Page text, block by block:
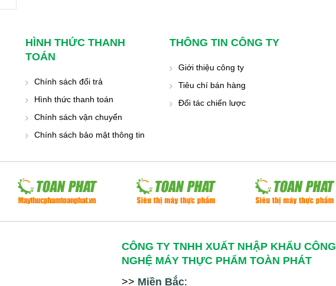
HÌNH THỨC THANH
TOÁN
Chính sách đổi trả
Hình thức thanh toán
Chính sách vận chuyển
Chính sách bảo mật thông tin
THÔNG TIN CÔNG TY
Giới thiệu công ty
Tiêu chí bán hàng
Đối tác chiến lược
CÔNG TY TNHH XUẤT NHẬP KHẨU CÔNG
NGHỆ MÁY THỰC PHẨM TOÀN PHÁT
>> Miền Bắc: